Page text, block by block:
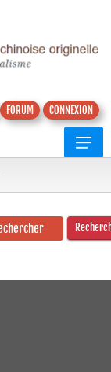
FORUM CONNEXION